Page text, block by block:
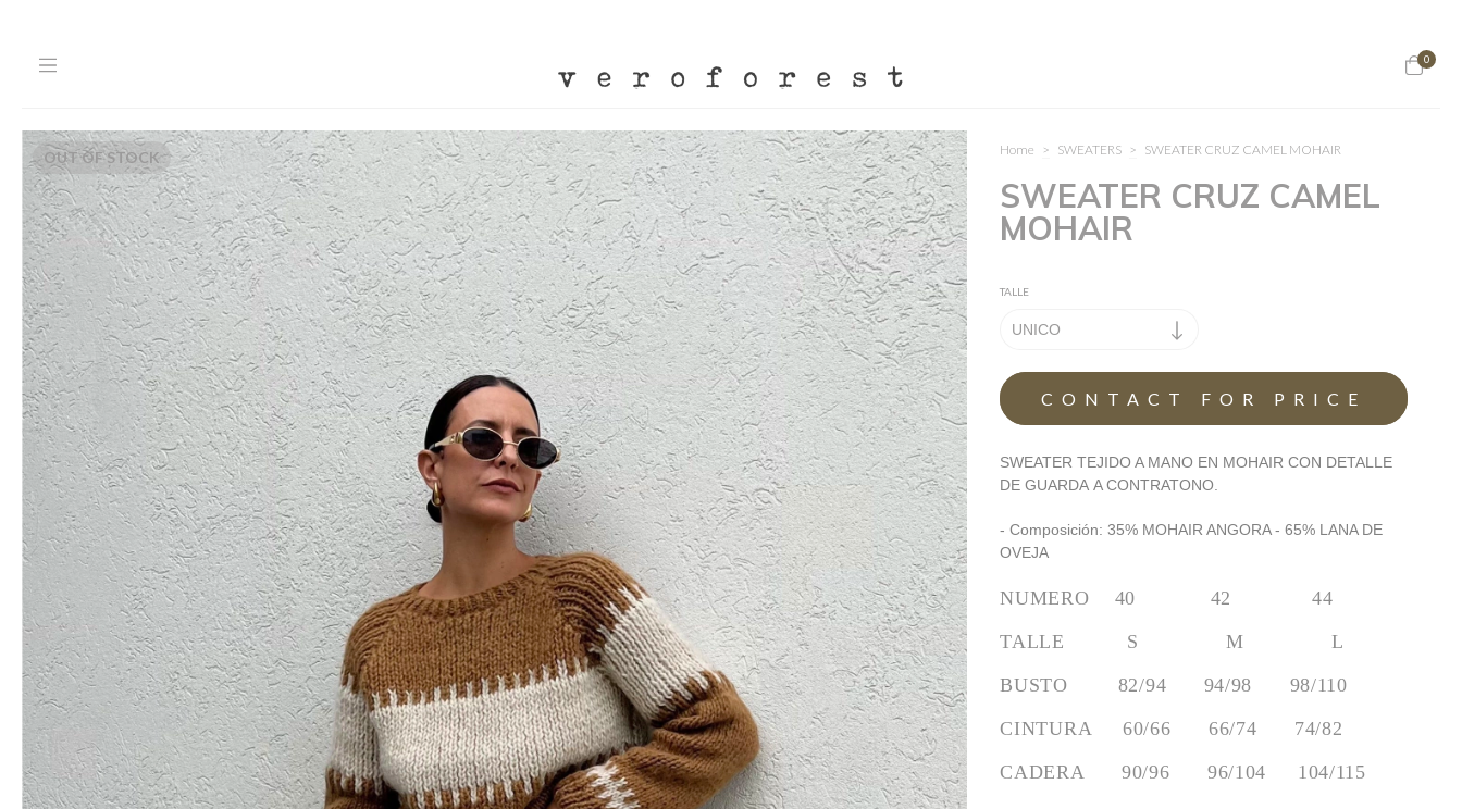
0
OUT OF STOCK Home > SWEATERS > SWEATER CRUZ CAMEL MOHAIR
SWEATER CRUZ CAMEL
MOHAIR
TALLE
SWEATER TEJIDO A MANO EN MOHAIR CON DETALLE
DE GUARDA A CONTRATONO.
- Composición: 35% MOHAIR ANGORA - 65% LANA DE
OVEJA
NUMERO    40            42             44
TALLE          S              M              L
BUSTO        82/94      94/98      98/110
CINTURA     60/66      66/74      74/82
CADERA      90/96      96/104     104/115